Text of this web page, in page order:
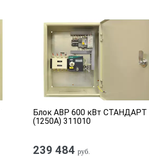
Блок АВР 600 кВт СТАНДАРТ
(1250А) 311010
239 484 руб.